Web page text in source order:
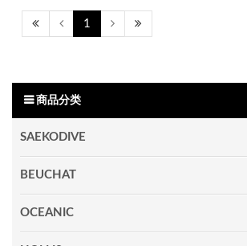
1
商品分类
SAEKODIVE
BEUCHAT
OCEANIC